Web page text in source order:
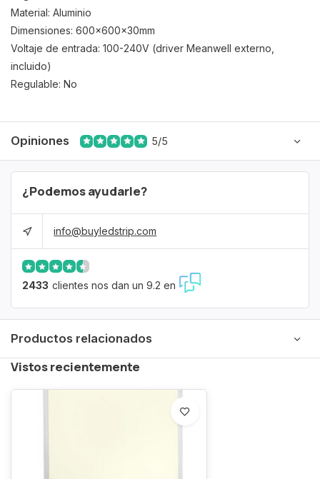
Material: Aluminio
Dimensiones: 600x600x30mm
Voltaje de entrada: 100-240V (driver Meanwell externo,
incluido)
Regulable: No
Opiniones 5/5
¿Podemos ayudarle?
info@buyledstrip.com
2433 clientes nos dan un 9.2 en
Productos relacionados
Vistos recientemente